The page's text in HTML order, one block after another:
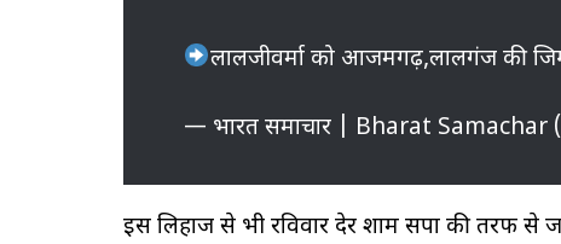
लालजीवर्मा को आजमगढ़,लालगंज की
— भारत समाचार | Bharat Samachar
इस लिहाज से भी रविवार देर शाम सपा की तरफ से